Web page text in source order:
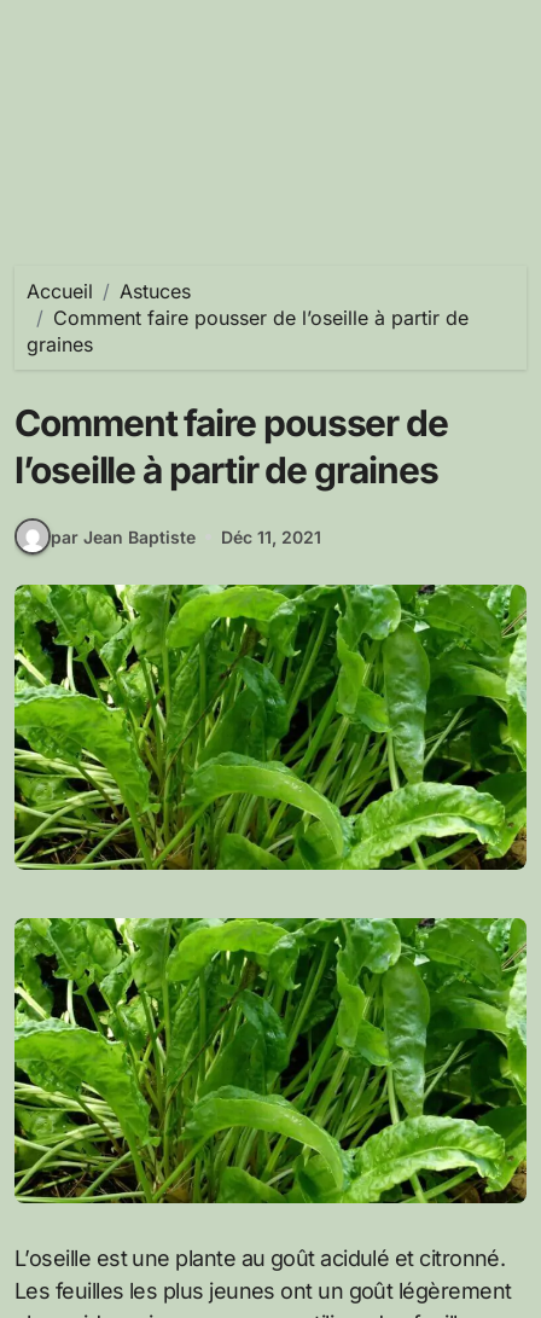
Accueil
Astuces
Comment faire pousser de l’oseille à partir de
graines
Comment faire pousser de
l’oseille à partir de graines
par Jean Baptiste Déc 11, 2021
L’oseille est une plante au goût acidulé et citronné.
Les feuilles les plus jeunes ont un goût légèrement